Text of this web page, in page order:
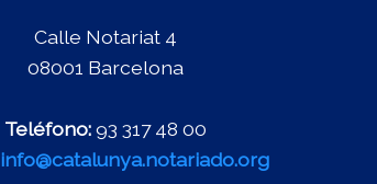
Calle Notariat 4
08001 Barcelona
Teléfono: 93 317 48 00
info@catalunya.notariado.org